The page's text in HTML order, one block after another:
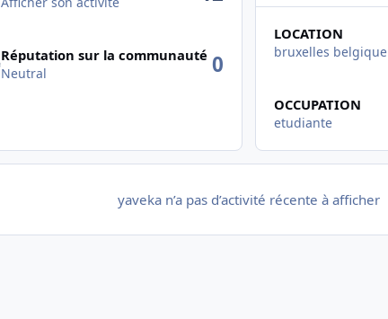
Réputation sur la communauté
Neutral 0
LOCATION
bruxelles belgique
OCCUPATION
etudiante
yaveka n’a pas d’activité récente à afficher